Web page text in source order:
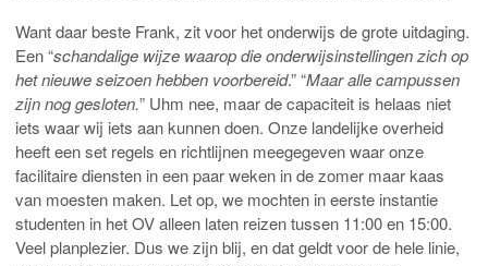
Want daar beste Frank, zit voor het onderwijs de grote uitdaging.
Een “schandalige wijze waarop die onderwijsinstellingen zich op
het nieuwe seizoen hebben voorbereid.” “Maar alle campussen
zijn nog gesloten.” Uhm nee, maar de capaciteit is helaas niet
iets waar wij iets aan kunnen doen. Onze landelijke overheid
heeft een set regels en richtlijnen meegegeven waar onze
facilitaire diensten in een paar weken in de zomer maar kaas
van moesten maken. Let op, we mochten in eerste instantie
studenten in het OV alleen laten reizen tussen 11:00 en 15:00.
Veel planplezier. Dus we zijn blij, en dat geldt voor de hele linie,